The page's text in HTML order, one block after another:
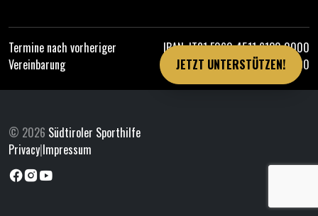
Termine nach vorheriger
Vereinbarung
IBAN: IT81 E060 4511 6130 0000
0314 000
© 2026 Südtiroler Sporthilfe
Privacy|Impressum
JETZT UNTERSTÜTZEN!